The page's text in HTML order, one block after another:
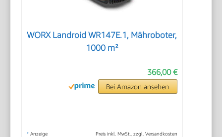
WORX Landroid WR147E.1, Mähroboter,
1000 m²
366,00 €
Bei Amazon ansehen
* Anzeige Preis inkl. MwSt., zzgl. Versandkosten